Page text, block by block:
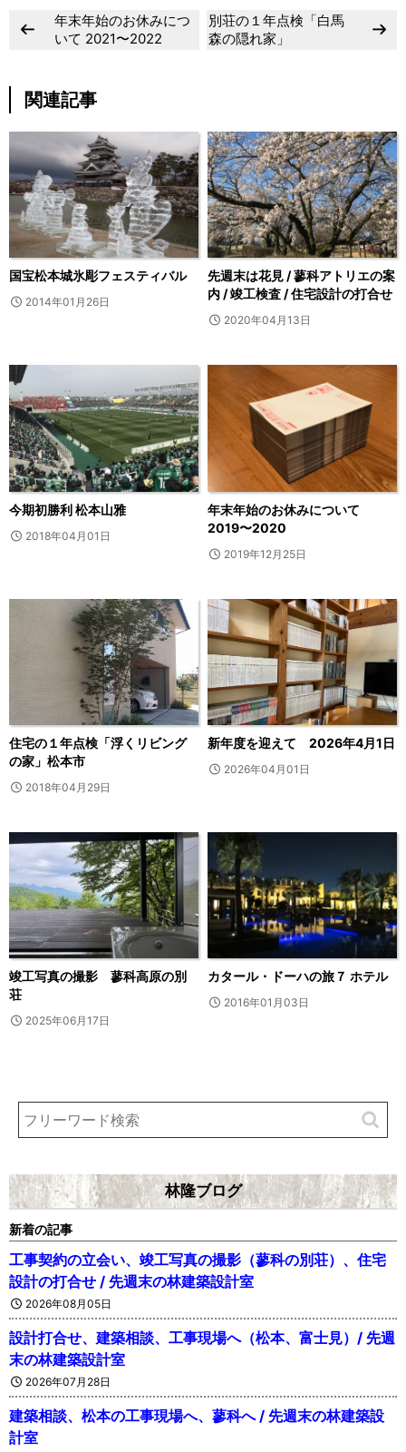
年末年始のお休みにつ
いて 2021〜2022
別荘の１年点検「白馬
森の隠れ家」
関連記事
国宝松本城氷彫フェスティバル
2014年01月26日
先週末は花見 / 蓼科アトリエの案
内 / 竣工検査 / 住宅設計の打合せ
2020年04月13日
今期初勝利 松本山雅
2018年04月01日
年末年始のお休みについて
2019〜2020
2019年12月25日
住宅の１年点検「浮くリビング
の家」松本市
2018年04月29日
新年度を迎えて 2026年4月1日
2026年04月01日
竣工写真の撮影 蓼科高原の別
荘
2025年06月17日
カタール・ドーハの旅７ ホテル
2016年01月03日
林隆ブログ
新着の記事
工事契約の立会い、竣工写真の撮影（蓼科の別荘）、住宅
設計の打合せ / 先週末の林建築設計室
2026年08月05日
設計打合せ、建築相談、工事現場へ（松本、富士見）/ 先週
末の林建築設計室
2026年07月28日
建築相談、松本の工事現場へ、蓼科へ / 先週末の林建築設
計室